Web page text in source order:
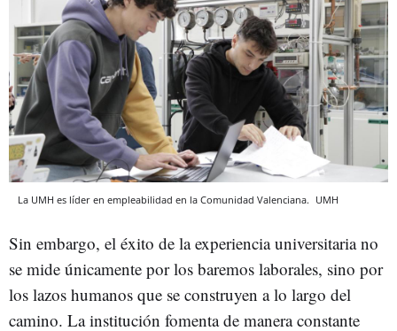
La UMH es líder en empleabilidad en la Comunidad Valenciana. UMH
Sin embargo, el éxito de la experiencia universitaria no
se mide únicamente por los baremos laborales, sino por
los lazos humanos que se construyen a lo largo del
camino. La institución fomenta de manera constante